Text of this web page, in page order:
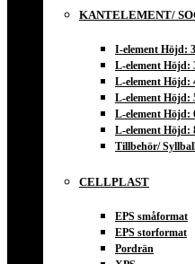
KANTELEMENT/
I-element Höjd:
L-element Höjd:
L-element Höjd:
L-element Höjd:
L-element Höjd:
L-element Höjd:
Tillbehör/
CELLPLAST
EPS småformat
EPS storformat
Pordrän